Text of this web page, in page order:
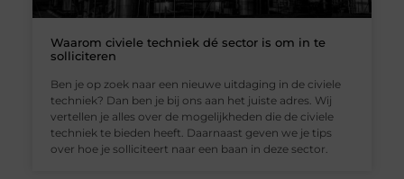
Waarom civiele techniek dé sector is om in te
solliciteren
Ben je op zoek naar een nieuwe uitdaging in de civiele
techniek? Dan ben je bij ons aan het juiste adres. Wij
vertellen je alles over de mogelijkheden die de civiele
techniek te bieden heeft. Daarnaast geven we je tips
over hoe je solliciteert naar een baan in deze sector.